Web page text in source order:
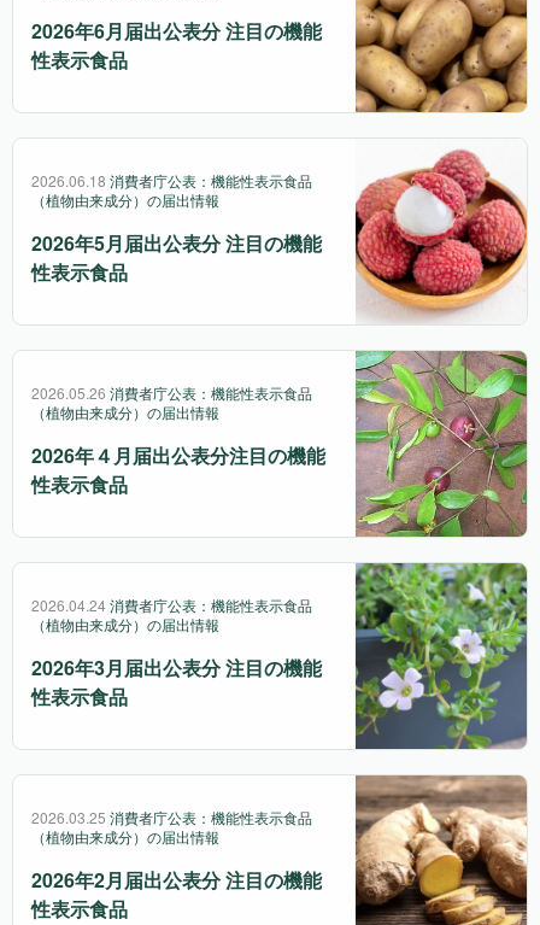
2026年6月届出公表分 注目の機能
性表示食品
2026.06.18 消費者庁公表：機能性表示食品
（植物由来成分）の届出情報
2026年5月届出公表分 注目の機能
性表示食品
2026.05.26 消費者庁公表：機能性表示食品
（植物由来成分）の届出情報
2026年４月届出公表分注目の機能
性表示食品
2026.04.24消費者庁公表：機能性表示食品
（植物由来成分）の届出情報
2026年3月届出公表分 注目の機能
性表示食品
2026.03.25 消費者庁公表：機能性表示食品
（植物由来成分）の届出情報
2026年2月届出公表分 注目の機能
性表示食品